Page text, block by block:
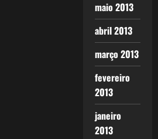
maio 2013
abril 2013
março 2013
fevereiro
2013
janeiro
2013